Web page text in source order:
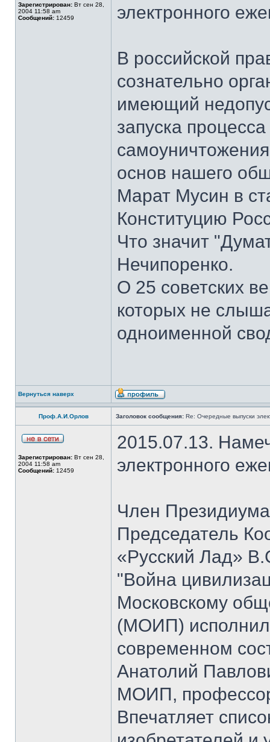
Зарегистрирован: Вт сен 28,
2004 11:58 am
Сообщений: 12459
электронного
В российской
сознательно
имеющий
запуска
основ нашего
Марат Мусин в
Конституцию
Что значит
Нечипоренко.
О 25 советских
которых не
одноименной
Вернуться наверх
Проф.А.И.Орлов Заголовок сообщения: Re: Очередные выпуски
Зарегистрирован: Вт сен 28,
2004 11:58 am
Сообщений: 12459
2015.07.13.
электронного
Член
Председатель
«Русский Лад»
"Война
Московскому
(МОИП)
современном
Анатолий
МОИП,
Впечатляет